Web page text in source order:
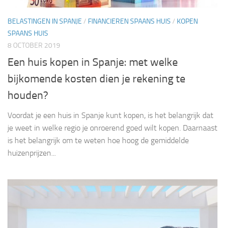
BELASTINGEN IN SPANJE / FINANCIEREN SPAANS HUIS / KOPEN
SPAANS HUIS
8 OCTOBER 2019
Een huis kopen in Spanje: met welke
bijkomende kosten dien je rekening te
houden?
Voordat je een huis in Spanje kunt kopen, is het belangrijk dat
je weet in welke regio je onroerend goed wilt kopen. Daarnaast
is het belangrijk om te weten hoe hoog de gemiddelde
huizenprijzen...